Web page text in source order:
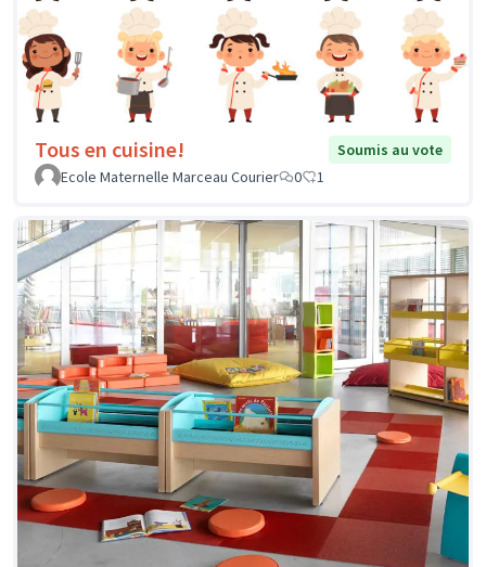
Tous en cuisine!
Soumis au vote
Ecole Maternelle Marceau Courier
0 1